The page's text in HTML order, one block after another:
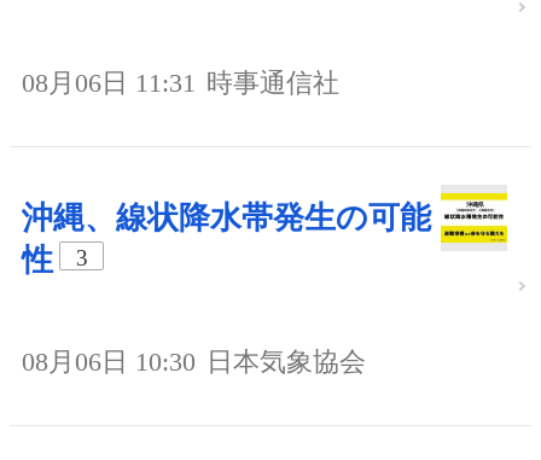
08月06日 11:31 時事通信社
沖縄、線状降水帯発生の可能
性
3
08月06日 10:30 日本気象協会